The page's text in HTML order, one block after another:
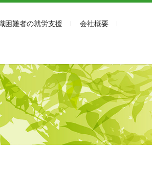
困難者の就労支援
会社概要